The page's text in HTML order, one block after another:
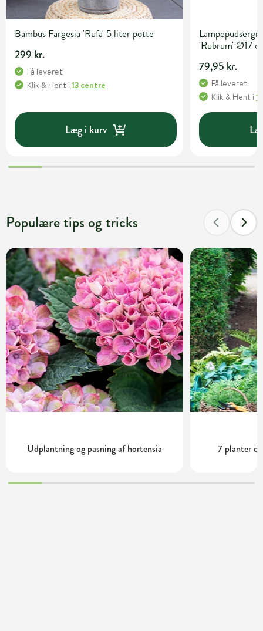
Bambus Fargesia 'Rufa' 5 liter potte
299 kr.
Få leveret
Klik & Hent i 13 centre
Læg i kurv
'Rubrum' Ø17
79,95 kr.
Få leveret
Klik & Hent i
Populære tips og tricks
Udplantning og pasning af hortensia 7 planter